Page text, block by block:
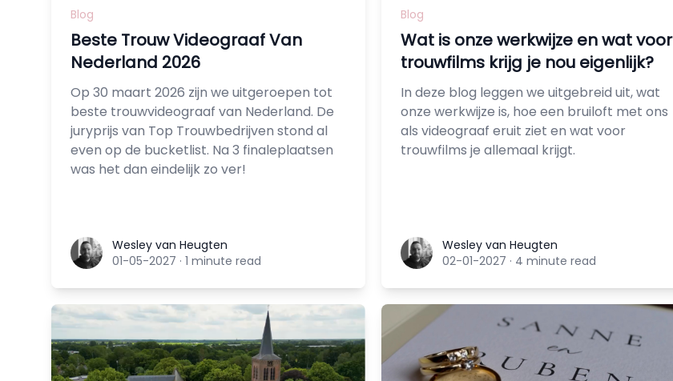
Blog
Beste Trouw Videograaf Van
Nederland 2026
Op 30 maart 2026 zijn we uitgeroepen tot
beste trouwvideograaf van Nederland. De
juryprijs van Top Trouwbedrijven stond al
even op de bucketlist. Na 3 finaleplaatsen
was het dan eindelijk zo ver!
Wesley van Heugten
Wesley van Heugten
01-05-2027 · 1 minute read
Blog
Wat is onze werkwijze en wat voor
trouwfilms krijg je nou eigenlijk?
In deze blog leggen we uitgebreid uit, wat
onze werkwijze is, hoe een bruiloft met ons
als videograaf eruit ziet en wat voor
trouwfilms je allemaal krijgt.
Wesley van Heugten
Wesley van Heugten
02-01-2027 · 4 minute read